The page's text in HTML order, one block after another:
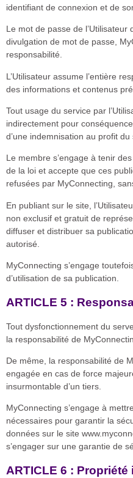
identifiant de connexion et de
Le mot de passe de
divulgation de mot de passe,
responsabilité.
L’Utilisateur assume l’entière
des informations et contenus
Tout usage du service par
indirectement pour
d’une indemnisation au profit du
Le membre s’engage à tenir
de la loi et accepte que ces
refusées par MyConnecting,
En publiant sur le site,
non exclusif et gratuit de
diffuser et distribuer sa
autorisé.
MyConnecting s’engage
d’utilisation de sa publication.
ARTICLE 5 :
Tout dysfonctionnement du
la responsabilité de
De même, la responsabilité de
engagée en cas de force
insurmontable d’un tiers.
MyConnecting s’engage à
nécessaires pour garantir la
données sur le site
s’engager sur une garantie de
ARTICLE 6 :